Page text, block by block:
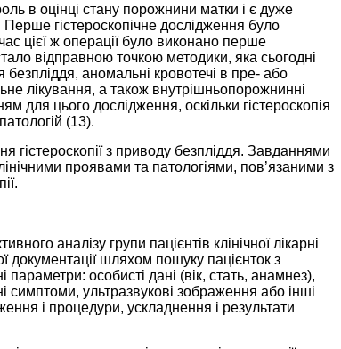
в оцінці стану порожнини матки і є дуже
Перше гістероскопічне дослідження було
цієї ж операції було виконано перше
відправною точкою методики, яка сьогодні
аномальні кровотечі в пре- або
лікування, а також внутрішньопорожнинні
для цього дослідження, оскільки гістероскопія
(13).
з приводу безпліддя. Завданнями
проявами та патологіями, пов’язаними з
аналізу групи пацієнтів клінічної лікарні
документації шляхом пошуку пацієнток з
параметри: особисті дані (вік, стать, анамнез),
симптоми, ультразвукові зображення або інші
і процедури, ускладнення і результати